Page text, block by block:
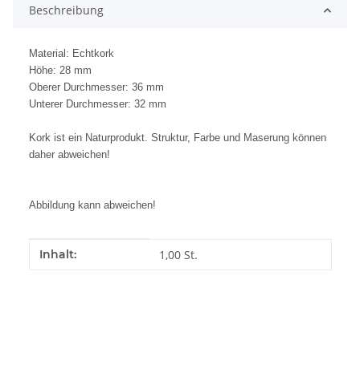
Beschreibung
Material: Echtkork
Höhe: 28 mm
Oberer Durchmesser: 36 mm
Unterer Durchmesser: 32 mm
Kork ist ein Naturprodukt. Struktur, Farbe und Maserung können
daher abweichen!
Abbildung kann abweichen!
Produkteigenschaft
Wert
Inhalt: 1,00 St.